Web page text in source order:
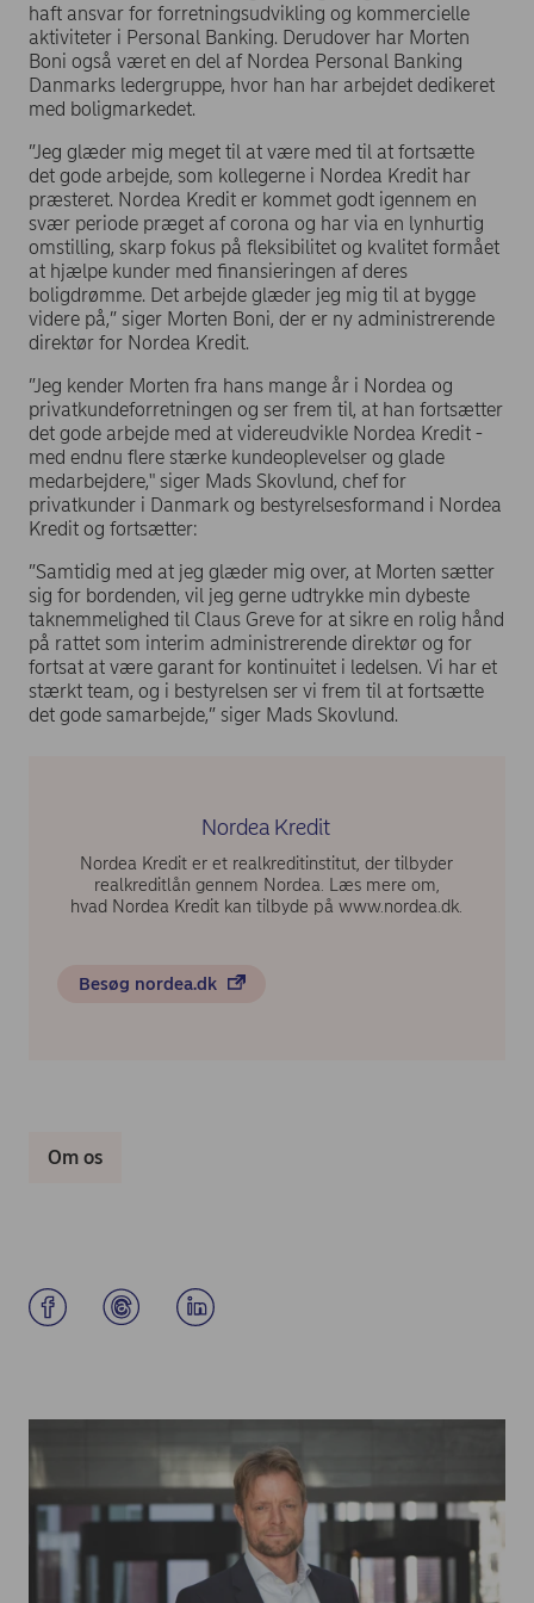
haft ansvar for forretningsudvikling og kommercielle
aktiviteter i Personal Banking. Derudover har Morten
Boni også været en del af Nordea Personal Banking
Danmarks ledergruppe, hvor han har arbejdet dedikeret
med boligmarkedet.
”Jeg glæder mig meget til at være med til at fortsætte
det gode arbejde, som kollegerne i Nordea Kredit har
præsteret. Nordea Kredit er kommet godt igennem en
svær periode præget af corona og har via en lynhurtig
omstilling, skarp fokus på fleksibilitet og kvalitet formået
at hjælpe kunder med finansieringen af deres
boligdrømme. Det arbejde glæder jeg mig til at bygge
videre på,” siger Morten Boni, der er ny administrerende
direktør for Nordea Kredit.
”Jeg kender Morten fra hans mange år i Nordea og
privatkundeforretningen og ser frem til, at han fortsætter
det gode arbejde med at videreudvikle Nordea Kredit -
med endnu flere stærke kundeoplevelser og glade
medarbejdere," siger Mads Skovlund, chef for
privatkunder i Danmark og bestyrelsesformand i Nordea
Kredit og fortsætter:
”Samtidig med at jeg glæder mig over, at Morten sætter
sig for bordenden, vil jeg gerne udtrykke min dybeste
taknemmelighed til Claus Greve for at sikre en rolig hånd
på rattet som interim administrerende direktør og for
fortsat at være garant for kontinuitet i ledelsen. Vi har et
stærkt team, og i bestyrelsen ser vi frem til at fortsætte
det gode samarbejde,” siger Mads Skovlund.
Nordea Kredit
Nordea Kredit er et realkreditinstitut, der tilbyder
realkreditlån gennem Nordea. Læs mere om,
hvad Nordea Kredit kan tilbyde på www.nordea.dk.
Besøg nordea.dk
Om os